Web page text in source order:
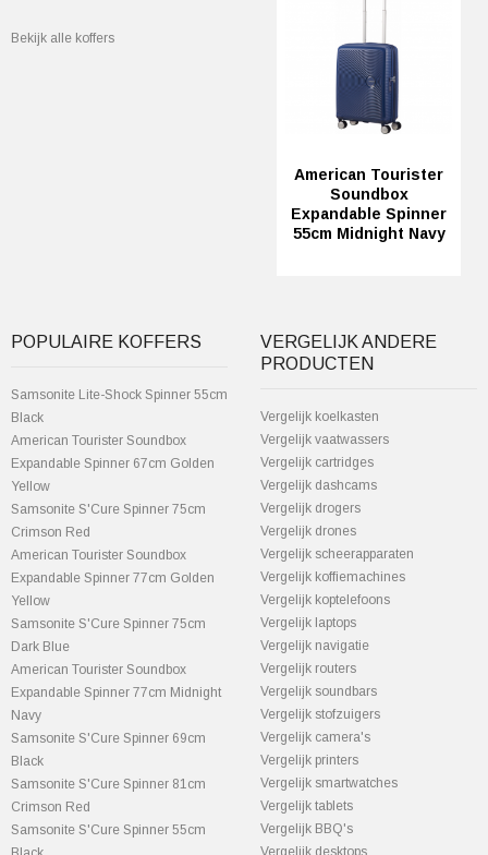
Bekijk alle koffers
American Tourister
Soundbox
Expandable Spinner
55cm Midnight Navy
POPULAIRE KOFFERS
Samsonite Lite-Shock Spinner 55cm
Black
American Tourister Soundbox
Expandable Spinner 67cm Golden
Yellow
Samsonite S'Cure Spinner 75cm
Crimson Red
American Tourister Soundbox
Expandable Spinner 77cm Golden
Yellow
Samsonite S'Cure Spinner 75cm
Dark Blue
American Tourister Soundbox
Expandable Spinner 77cm Midnight
Navy
Samsonite S'Cure Spinner 69cm
Black
Samsonite S'Cure Spinner 81cm
Crimson Red
Samsonite S'Cure Spinner 55cm
VERGELIJK ANDERE
PRODUCTEN
Vergelijk koelkasten
Vergelijk vaatwassers
Vergelijk cartridges
Vergelijk dashcams
Vergelijk drogers
Vergelijk drones
Vergelijk scheerapparaten
Vergelijk koffiemachines
Vergelijk koptelefoons
Vergelijk laptops
Vergelijk navigatie
Vergelijk routers
Vergelijk soundbars
Vergelijk stofzuigers
Vergelijk camera's
Vergelijk printers
Vergelijk smartwatches
Vergelijk tablets
Vergelijk BBQ's
Vergelijk desktops